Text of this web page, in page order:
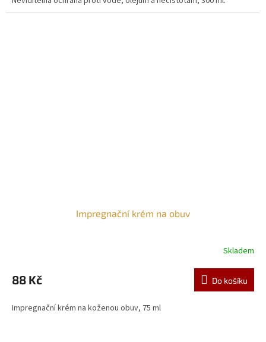
Impregnační krém na obuv
Skladem
88 Kč Do košíku
Impregnační krém na koženou obuv, 75 ml